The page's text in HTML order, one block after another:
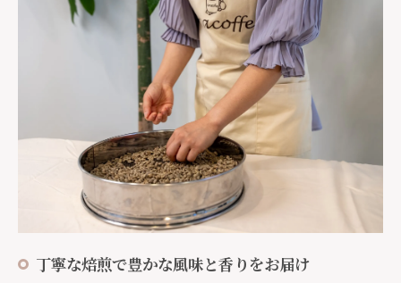
丁寧な焙煎で豊かな風味と香りをお届け